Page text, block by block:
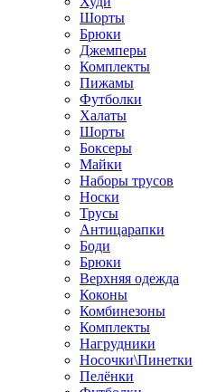
Шорты
Брюки
Джемперы
Комплекты
Пижамы
Футболки
Халаты
Шорты
Боксеры
Майки
Наборы трусов
Носки
Трусы
Антицарапки
Боди
Брюки
Верхняя одежда
Коконы
Комбинезоны
Комплекты
Нагрудники
Носочки\Пинетки
Пелёнки